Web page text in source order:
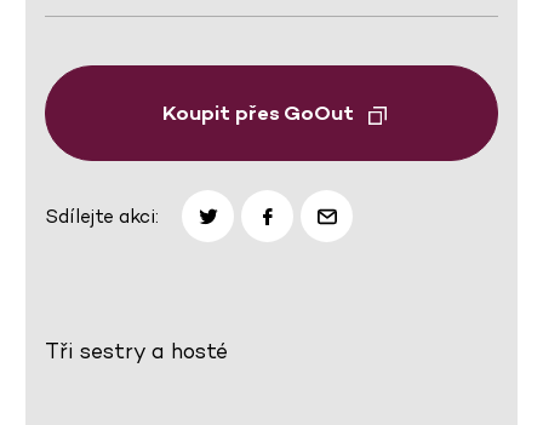
Koupit přes GoOut
Sdílejte akci:
Tři sestry a hosté